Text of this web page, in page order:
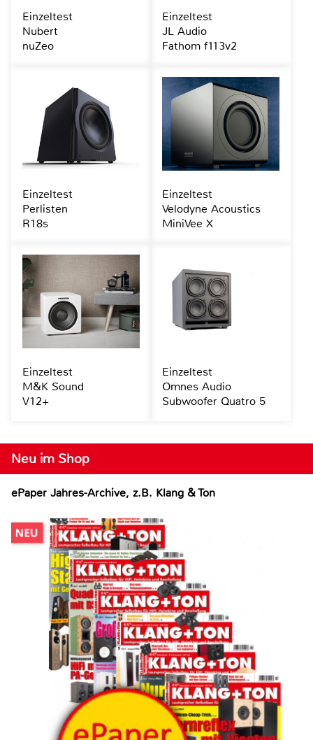
Neu im Shop
ePaper Jahres-Archive, z.B. Klang & Ton
Einzeltest
Nubert
nuZeo
Einzeltest
JL Audio
Fathom f113v2
Einzeltest
Perlisten
R18s
Einzeltest
Velodyne Acoustics
MiniVee X
Einzeltest
M&K Sound
V12+
Einzeltest
Omnes Audio
Subwoofer Quatro 5